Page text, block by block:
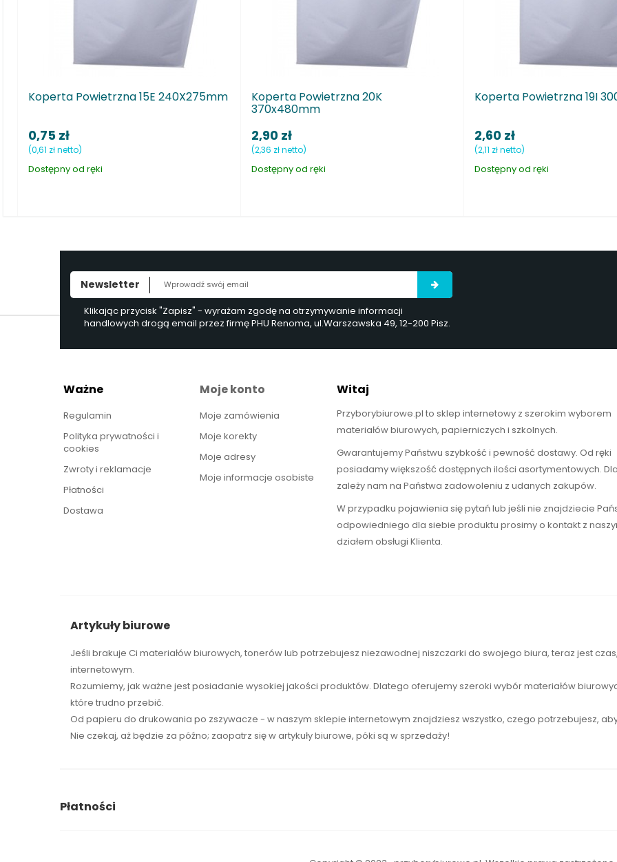
15E 240X275mm Koperta Powietrzna 20K Koperta Powietrzna 19I 300X445mm
Newsletter
Klikając przycisk "Zapisz" - wyrażam zgodę na otrzymywanie informacji
handlowych drogą email przez firmę PHU Renoma, ul.Warszawska 49, 12-200 Pisz.
Ważne
Regulamin
Polityka prywatności i
cookies
Zwroty i reklamacje
Płatności
Dostawa
Moje konto
Moje zamówienia
Moje korekty
Moje adresy
Moje informacje osobiste
Witaj
Przyborybiurowe.pl to sklep internetowy z szerokim wyborem
materiałów biurowych, papierniczych i szkolnych.
Gwarantujemy Państwu szybkość i pewność dostawy. Od ręki
posiadamy większość dostępnych ilości asortymentowych.
zależy nam na Państwa zadowoleniu z udanych zakupów.
W przypadku pojawienia się pytań lub jeśli nie znajdziecie
odpowiedniego dla siebie produktu prosimy o kontakt z
działem obsługi Klienta.
Artykuły biurowe
Jeśli brakuje Ci materiałów biurowych, tonerówlub potrzebujesz niezawodnej niszczarki do swojego biura, teraz jest
internetowym.
Rozumiemy, jak ważne jest posiadanie wysokiej jakości produktów. Dlatego oferujemy szeroki wybór materiałów
które trudno przebić.
Od papieru do drukowania po zszywacze - w naszym sklepie internetowym znajdziesz wszystko, czego potrzebujesz,
Nie czekaj, aż będzie za późno; zaopatrz się w artykuły biurowe, póki są w sprzedaży!
Płatności